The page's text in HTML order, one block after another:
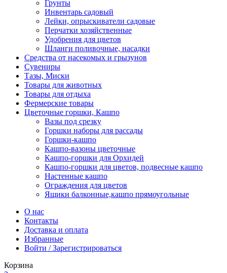
Грунты
Инвентарь садовый
Лейки, опрыскиватели садовые
Перчатки хозяйственные
Удобрения для цветов
Шланги поливочные, насадки
Средства от насекомых и грызунов
Сувениры
Тазы, Миски
Товары для животных
Товары для отдыха
Фермерские товары
Цветочные горшки, Кашпо
Вазы под срезку
Горшки наборы для рассады
Горшки-кашпо
Кашпо-вазоны цветочные
Кашпо-горшки для Орхидей
Кашпо-горшки для цветов, подвесные кашпо
Настенные кашпо
Ограждения для цветов
Ящики балконные,кашпо прямоугольные
О нас
Контакты
Доставка и оплата
Избранные
Войти / Зарегистрироваться
Корзина